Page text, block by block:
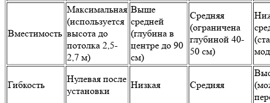
Вместимость
Максимальная
(используется
высота до
потолка 2,5-
2,7 м)
Выше
средней
(глубина в
центре до 90
см)
Средняя
(ограничена
глубиной 40-
50 см)
Гибкость
Нулевая после
установки
Низкая Средняя